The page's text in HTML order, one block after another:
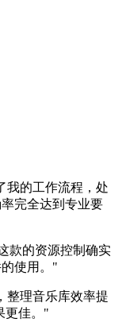
我的工作流程，处
完全达到专业要
款的资源控制确实
使用。"
整理音乐库效率提
更佳。"